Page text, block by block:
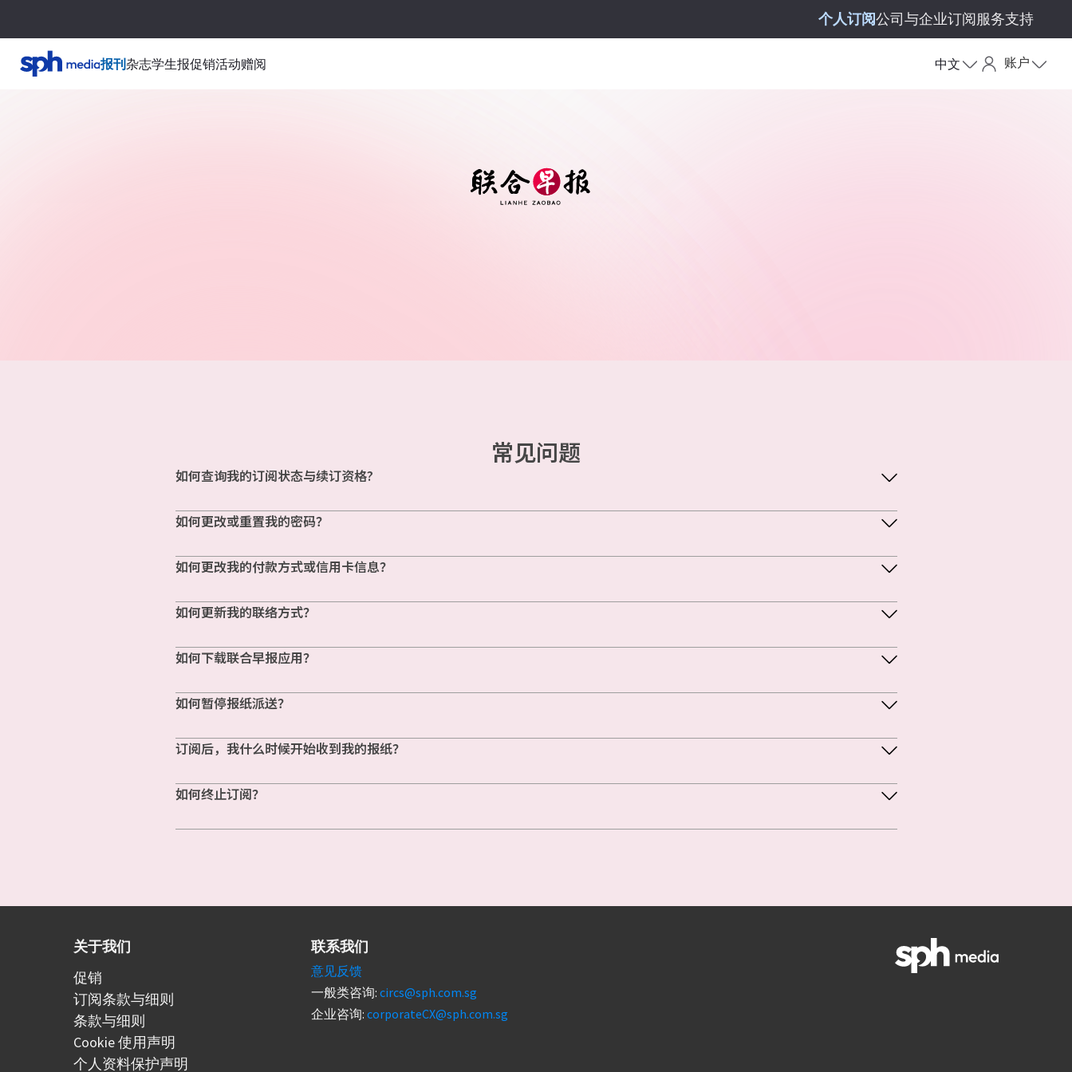
个人订阅公司与企业订阅服务支持
报刊杂志学生报促销活动赠阅 中文 账户
常见问题
如何查询我的订阅状态与续订资格?
如何更改或重置我的密码？
如何更改我的付款方式或信用卡信息？
如何更新我的联络方式？
如何下载联合早报应用？
如何暂停报纸派送？
订阅后，我什么时候开始收到我的报纸？
如何终止订阅？
关于我们
促销
订阅条款与细则
条款与细则
Cookie 使用声明
个人资料保护声明
联系我们
意见反馈
一般类咨询: circs@sph.com.sg
企业咨询: corporateCX@sph.com.sg